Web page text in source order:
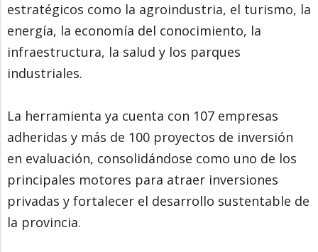
estratégicos como la agroindustria, el turismo, la
energía, la economía del conocimiento, la
infraestructura, la salud y los parques
industriales.
La herramienta ya cuenta con 107 empresas
adheridas y más de 100 proyectos de inversión
en evaluación, consolidándose como uno de los
principales motores para atraer inversiones
privadas y fortalecer el desarrollo sustentable de
la provincia.